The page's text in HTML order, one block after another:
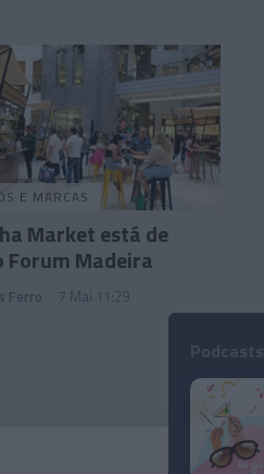
E MARCAS
Market está de
Forum Madeira
Ferro 7 Mai 11:29